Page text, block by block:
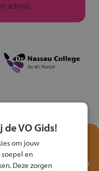
school.
met het
VO Gids!
om jouw
soepel en
Deze zorgen